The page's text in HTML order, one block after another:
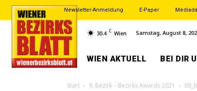
Newsletter-Anmeldung E-Paper
30.4 C Wien Samstag, August 8,
WIEN AKTUELL BEI DIR
Start 9. Bezirk – Bezirks Awards 2021